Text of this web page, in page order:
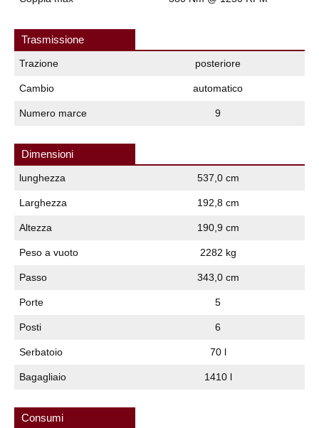
Trasmissione
Trazione posteriore
Cambio automatico
Numero marce 9
Dimensioni
lunghezza 537,0 cm
Larghezza 192,8 cm
Altezza 190,9 cm
Peso a vuoto 2282 kg
Passo 343,0 cm
Porte 5
Posti 6
Serbatoio 70 l
Bagagliaio 1410 l
Consumi